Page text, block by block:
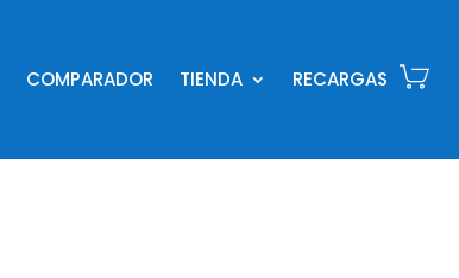
COMPARADOR TIENDA RECARGAS